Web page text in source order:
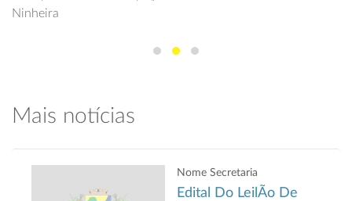
Ninheira
Mais notícias
Nome Secretaria
Edital Do LeilÃo De